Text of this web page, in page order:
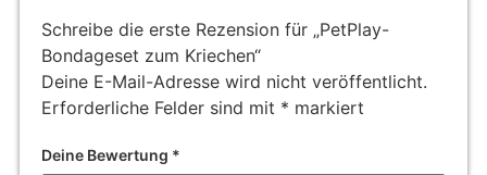
Schreibe die erste Rezension für „PetPlay-
Bondageset zum Kriechen“
Deine E-Mail-Adresse wird nicht veröffentlicht.
Erforderliche Felder sind mit * markiert
Deine Bewertung *